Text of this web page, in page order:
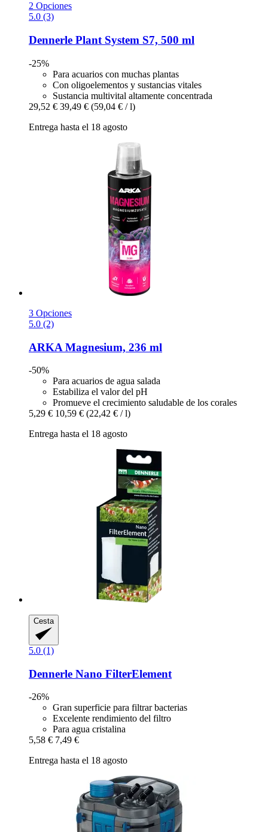
2 Opciones
5.0 (3)
Dennerle Plant System S7, 500 ml
-25%
Para acuarios con muchas plantas
Con oligoelementos y sustancias vitales
Sustancia multivital altamente concentrada
29,52 € 39,49 € (59,04 € / l)
Entrega hasta el 18 agosto
3 Opciones
5.0 (2)
ARKA Magnesium, 236 ml
-50%
Para acuarios de agua salada
Estabiliza el valor del pH
Promueve el crecimiento saludable de los corales
5,29 € 10,59 € (22,42 € / l)
Entrega hasta el 18 agosto
Cesta
5.0 (1)
Dennerle Nano FilterElement
-26%
Gran superficie para filtrar bacterias
Excelente rendimiento del filtro
Para agua cristalina
5,58 € 7,49 €
Entrega hasta el 18 agosto